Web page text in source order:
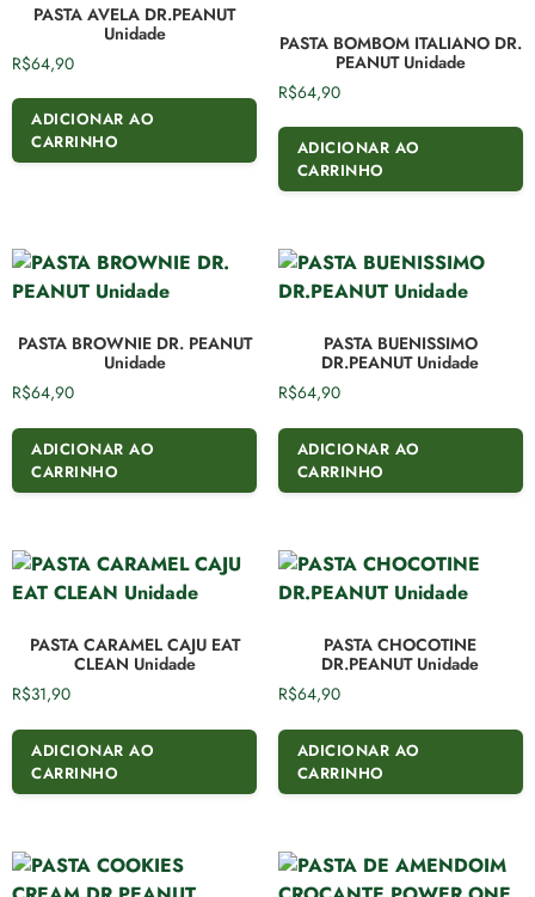
PASTA AVELA DR.PEANUT
Unidade
R$64,90
ADICIONAR AO
CARRINHO
PASTA BOMBOM ITALIANO DR.
PEANUT Unidade
R$64,90
ADICIONAR AO
CARRINHO
PASTA BROWNIE DR. PEANUT
Unidade
R$64,90
ADICIONAR AO
CARRINHO
PASTA BUENISSIMO
DR.PEANUT Unidade
R$64,90
ADICIONAR AO
CARRINHO
PASTA CARAMEL CAJU EAT
CLEAN Unidade
R$31,90
ADICIONAR AO
CARRINHO
PASTA CHOCOTINE
DR.PEANUT Unidade
R$64,90
ADICIONAR AO
CARRINHO